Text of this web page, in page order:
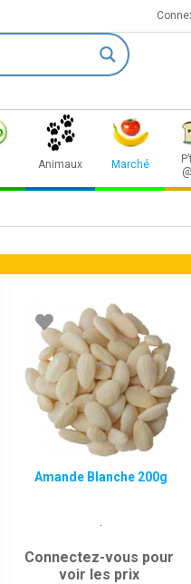
Animaux Marché
Amande Blanche 200g
.
Connectez-vous pour
voir les prix